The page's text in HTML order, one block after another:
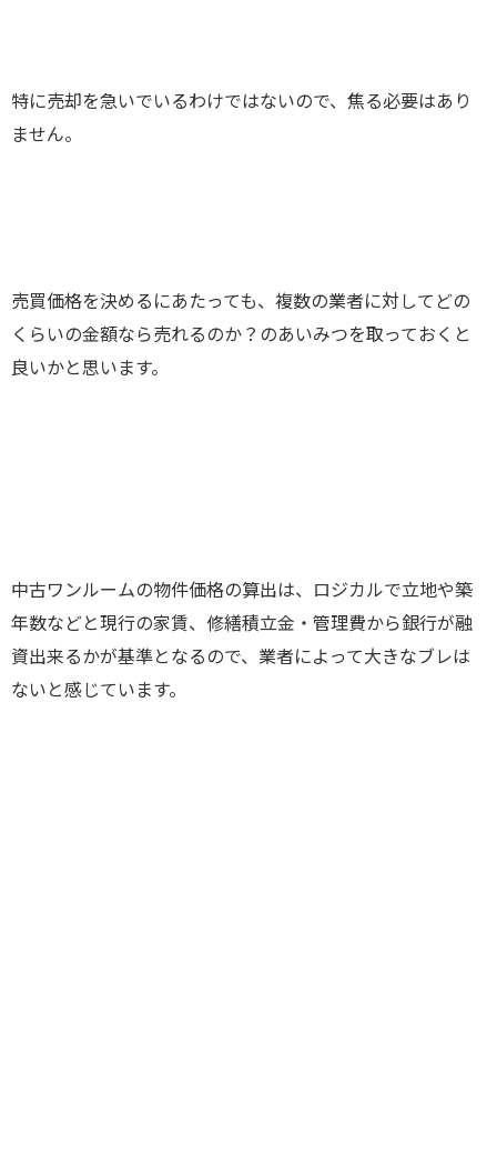
特に売却を急いでいるわけではないので、焦る必要はあり
ません。
売買価格を決めるにあたっても、複数の業者に対してどの
くらいの金額なら売れるのか？のあいみつを取っておくと
良いかと思います。
中古ワンルームの物件価格の算出は、ロジカルで立地や築
年数などと現行の家賃、修繕積立金・管理費から銀行が融
資出来るかが基準となるので、業者によって大きなブレは
ないと感じています。